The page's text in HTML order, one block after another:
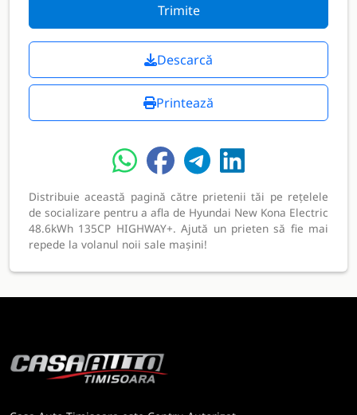
Trimite
Descarcă
Printează
Distribuie această pagină către prietenii tăi pe rețelele
de socializare pentru a afla de Hyundai New Kona Electric
48.6kWh 135CP HIGHWAY+. Ajută un prieten să fie mai
repede la volanul noii sale mașini!